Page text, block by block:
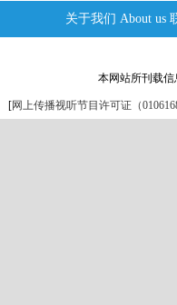
关于我们 About us
本网站所刊载
[网上传播视听节目许可证（